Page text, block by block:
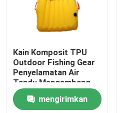
Rumah
Produk
Kain Komposit TPU
Outdoor Fishing Gear
Penyelamatan Air
Tandu Mengambang
Tiup
mengirimkan